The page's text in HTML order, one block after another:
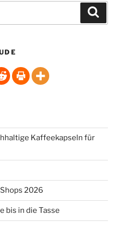
Kaffeekapseln für
2026
bis in die Tasse